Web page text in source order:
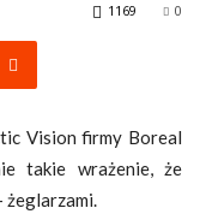
0
1169
Vision firmy Boreal
takie wrażenie, że
żeglarzami.